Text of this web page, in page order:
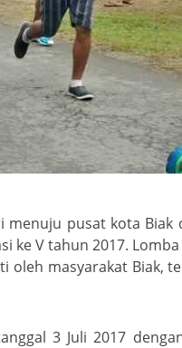
menuju pusat kota
ke V tahun 2017.
oleh masyarakat
3 Juli 2017